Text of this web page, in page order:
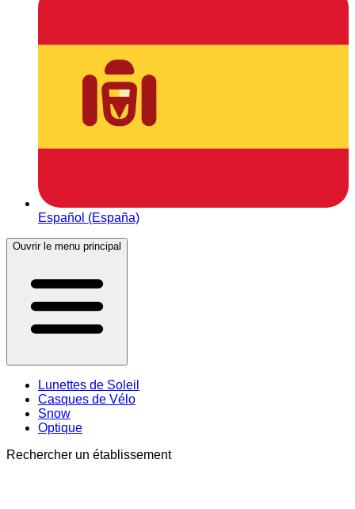
Español (España)
Ouvrir le menu principal
Lunettes de Soleil
Casques de Vélo
Snow
Optique
Rechercher un établissement